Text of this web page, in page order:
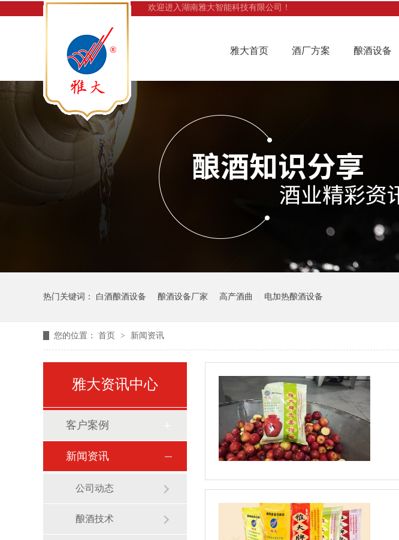
欢迎进入湖南雅大智能科技有限公司！
雅大首页 酒厂方案 酿酒设备
热门关键词： 白酒酿酒设备 酿酒设备厂家 高产酒曲 电加热酿酒设备
您的位置： 首页 > 新闻资讯
雅大资讯中心
客户案例
新闻资讯
公司动态
酿酒技术